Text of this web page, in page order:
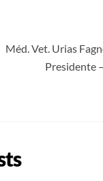
Méd. Vet. Urias
Presidente